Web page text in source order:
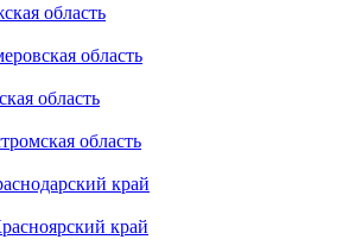
область
область
область
область
край
край